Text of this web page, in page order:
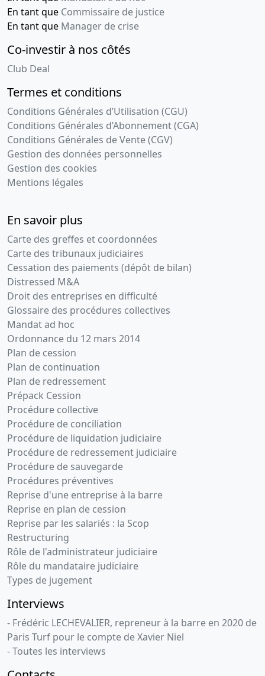
En tant que Commissaire de justice
En tant que Manager de crise
Co-investir à nos côtés
Club Deal
Termes et conditions
Conditions Générales d’Utilisation (CGU)
Conditions Générales d’Abonnement (CGA)
Conditions Générales de Vente (CGV)
Gestion des données personnelles
Gestion des cookies
Mentions légales
En savoir plus
Carte des greffes et coordonnées
Carte des tribunaux judiciaires
Cessation des paiements (dépôt de bilan)
Distressed M&A
Droit des entreprises en difficulté
Glossaire des procédures collectives
Mandat ad hoc
Ordonnance du 12 mars 2014
Plan de cession
Plan de continuation
Plan de redressement
Prépack Cession
Procédure collective
Procédure de conciliation
Procédure de liquidation judiciaire
Procédure de redressement judiciaire
Procédure de sauvegarde
Procédures préventives
Reprise d'une entreprise à la barre
Reprise en plan de cession
Reprise par les salariés : la Scop
Restructuring
Rôle de l'administrateur judiciaire
Rôle du mandataire judiciaire
Types de jugement
Interviews
- Frédéric LECHEVALIER, repreneur à la barre en 2020 de
Paris Turf pour le compte de Xavier Niel
- Toutes les interviews